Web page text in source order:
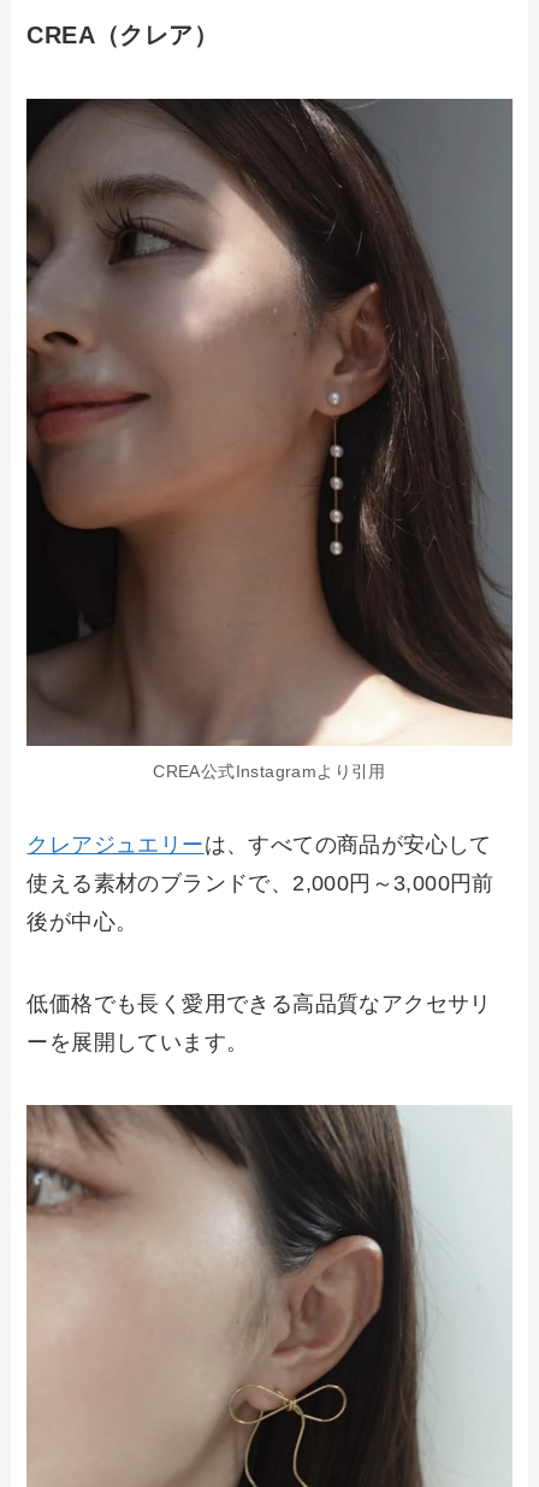
CREA（クレア）
CREA公式Instagramより引用
クレアジュエリーは、すべての商品が安心して
使える素材のブランドで、2,000円～3,000円前
後が中心。
低価格でも長く愛用できる高品質なアクセサリ
ーを展開しています。